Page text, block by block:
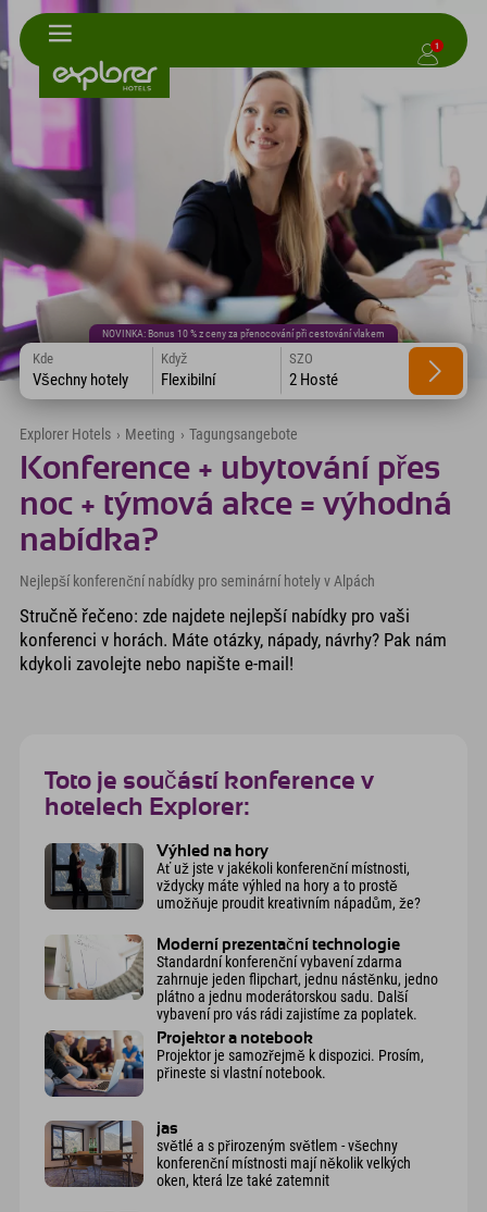
1
NOVINKA: Bonus 10 % z ceny za přenocování při cestování vlakem
Kde
Všechny hotely
Když
Flexibilní
SZO
2 Hosté
Explorer Hotels › Meeting › Tagungsangebote
Konference + ubytování přes
noc + týmová akce = výhodná
nabídka?
Nejlepší konferenční nabídky pro seminární hotely v Alpách
Stručně řečeno: zde najdete nejlepší nabídky pro vaši
konferenci v horách. Máte otázky, nápady, návrhy? Pak nám
kdykoli zavolejte nebo napište e-mail!
Toto je součástí konference v
hotelech Explorer:
Výhled na hory
Ať už jste v jakékoli konferenční místnosti,
vždycky máte výhled na hory a to prostě
umožňuje proudit kreativním nápadům, že?
Moderní prezentační technologie
Standardní konferenční vybavení zdarma
zahrnuje jeden flipchart, jednu nástěnku, jedno
plátno a jednu moderátorskou sadu. Další
vybavení pro vás rádi zajistíme za poplatek.
Projektor a notebook
Projektor je samozřejmě k dispozici. Prosím,
přineste si vlastní notebook.
jas
světlé a s přirozeným světlem - všechny
konferenční místnosti mají několik velkých
oken, která lze také zatemnit